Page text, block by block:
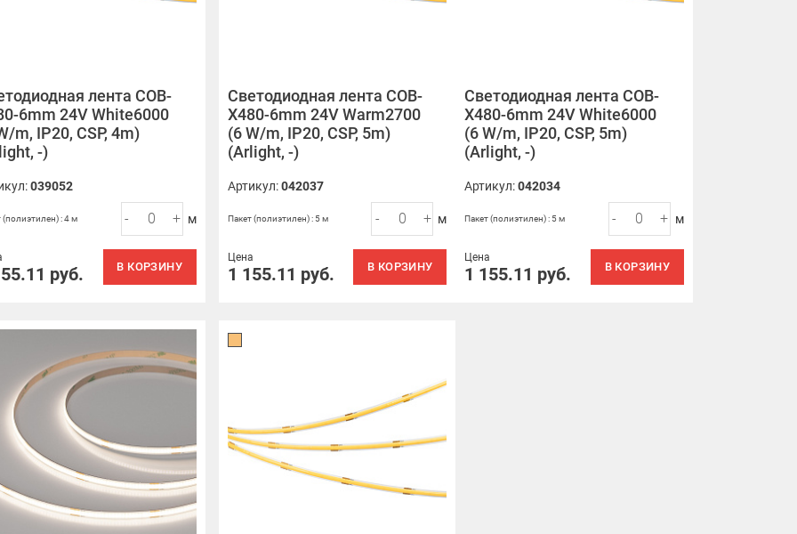
лента COB-
6mm 24V White6000
m, IP20, CSP, 4m)
-)
039052
- + м
(полиэтилен) : 4 м
руб. В КОРЗИНУ
Светодиодная лента COB-
X480-6mm 24V Warm2700
(6 W/m, IP20, CSP, 5m)
(Arlight, -)
Артикул:042037
- + м
Пакет (полиэтилен) : 5 м
Цена
1 155.11 руб. В КОРЗИНУ
Светодиодная лента COB-
X480-6mm 24V White6000
(6 W/m, IP20, CSP, 5m)
(Arlight, -)
Артикул:042034
- + м
Пакет (полиэтилен) : 5 м
Цена
1 155.11 руб. В КОРЗИНУ